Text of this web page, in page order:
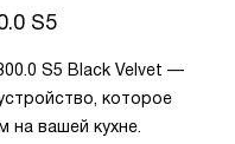
S5
S5 Black Velvet —
которое
вашей кухне.